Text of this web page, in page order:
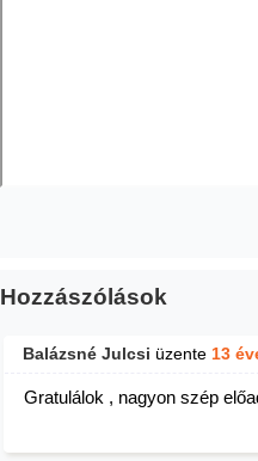
Hozzászólások
Balázsné Julcsi üzente 13
Gratulálok , nagyon szép